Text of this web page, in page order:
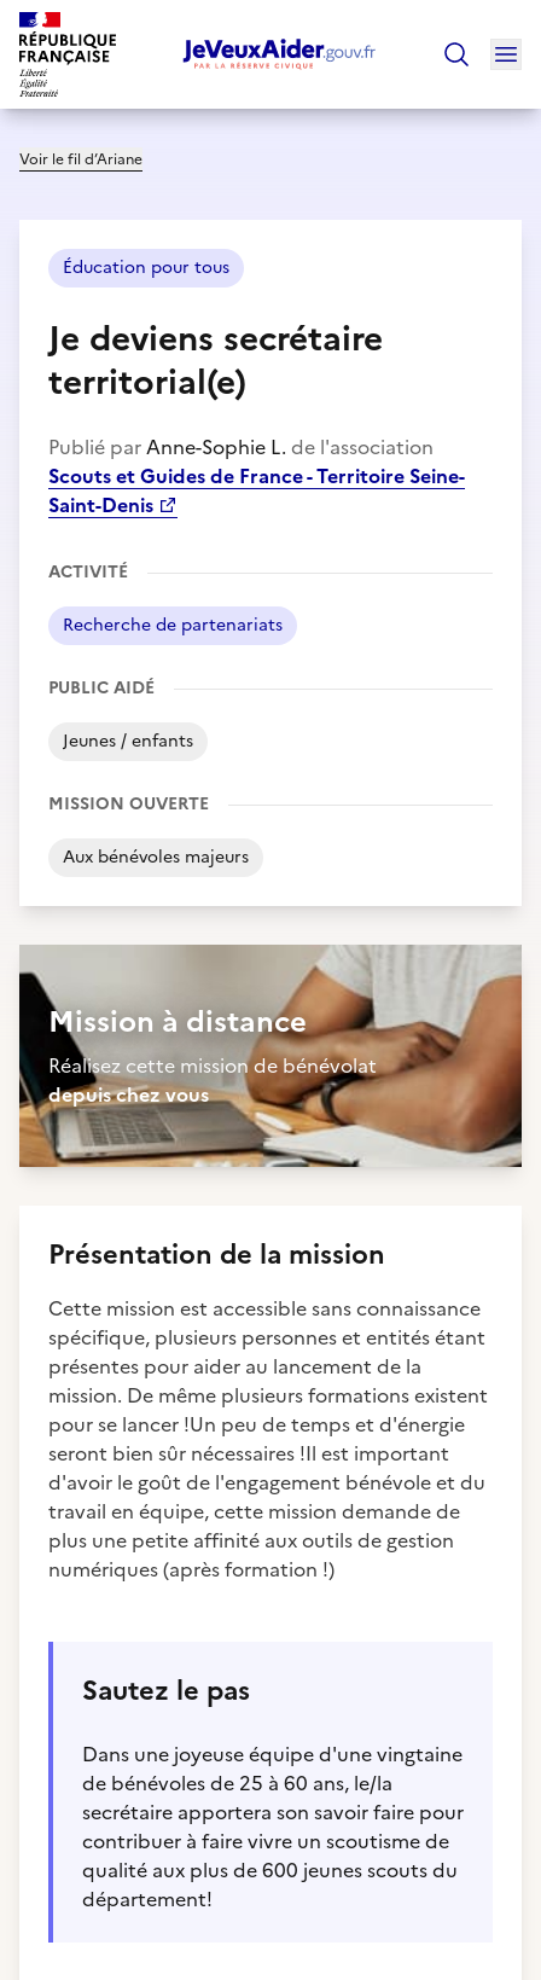
Voir le fil d’Ariane
Éducation pour tous
Je deviens secrétaire
territorial(e)
Publié parAnne-Sophie L. de l'association
Scouts et Guides de France - Territoire Seine-
Saint-Denis
ACTIVITÉ
Recherche de partenariats
PUBLIC AIDÉ
Jeunes / enfants
MISSION OUVERTE
Aux bénévoles majeurs
Mission à distance
Réalisez cette mission de bénévolat
depuis chez vous
Présentation de la mission
Cette mission est accessible sans connaissance
spécifique, plusieurs personnes et entités étant
présentes pour aider au lancement de la
mission. De même plusieurs formations existent
pour se lancer !Un peu de temps et d'énergie
seront bien sûr nécessaires !Il est important
d'avoir le goût de l'engagement bénévole et du
travail en équipe, cette mission demande de
plus une petite affinité aux outils de gestion
numériques (après formation !)
Sautez le pas
Dans une joyeuse équipe d'une vingtaine
de bénévoles de 25 à 60 ans, le/la
secrétaire apportera son savoir faire pour
contribuer à faire vivre un scoutisme de
qualité aux plus de 600 jeunes scouts du
département!